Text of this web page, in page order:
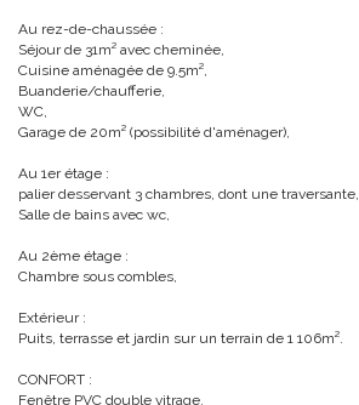
Au rez-de-chaussée :
Séjour de 31m² avec cheminée,
Cuisine aménagée de 9.5m²,
Buanderie/chaufferie,
WC,
Garage de 20m² (possibilité d'aménager),
Au 1er étage :
palier desservant 3 chambres, dont une traversante,
Salle de bains avec wc,
Au 2ème étage :
Chambre sous combles,
Extérieur :
Puits, terrasse et jardin sur un terrain de 1 106m².
CONFORT :
Fenêtre PVC double vitrage,